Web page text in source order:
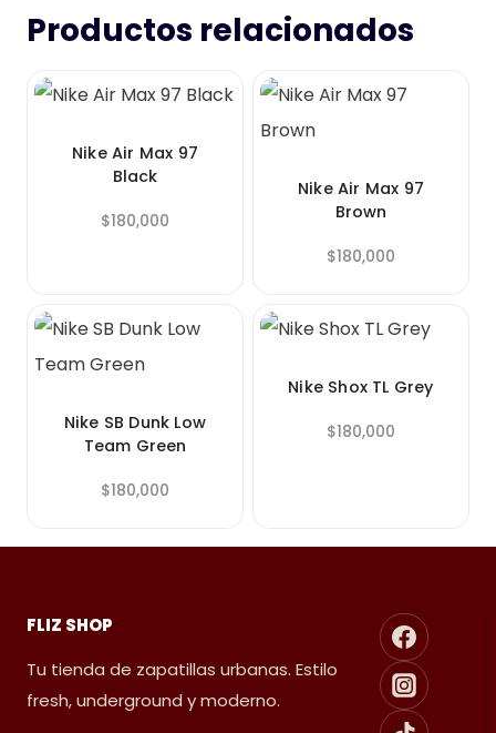
Productos relacionados
Nike Air Max 97
Black
$180,000
Nike Air Max 97
Brown
$180,000
Nike SB Dunk Low
Team Green
$180,000
Nike Shox TL Grey
$180,000
FLIZ SHOP
Tu tienda de zapatillas urbanas. Estilo
fresh, underground y moderno.